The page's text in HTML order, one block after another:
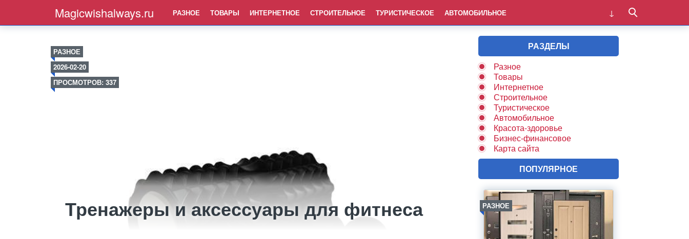
Magicwishalways.ru РАЗНОЕ ТОВАРЫ ИНТЕРНЕТНОЕ СТРОИТЕЛЬНОЕ ТУРИСТИЧЕСКОЕ АВТОМОБИЛЬНОЕ
РАЗНОЕ
2026-02-20
ПРОСМОТРОВ: 337
Тренажеры и аксессуары для фитнеса
РАЗДЕЛЫ
Разное
Товары
Интернетное
Строительное
Туристическое
Автомобильное
Красота-здоровье
Бизнес-финансовое
Карта сайта
ПОПУЛЯРНОЕ
РАЗНОЕ